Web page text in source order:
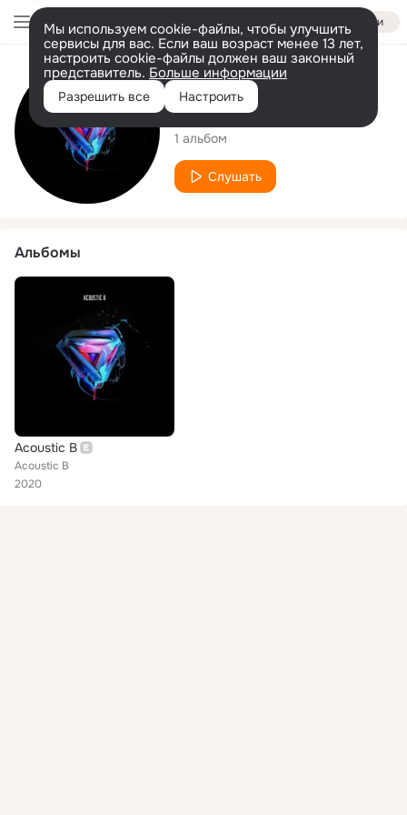
Войти
Мы используем cookie-файлы, чтобы улучшить
сервисы для вас. Если ваш возраст менее 13 лет,
настроить cookie-файлы должен ваш законный
представитель. Больше информации
Разрешить все Настроить
Исполнитель
Acoustic B
1 альбом
Слушать
Альбомы
Acoustic B
Acoustic B
2020